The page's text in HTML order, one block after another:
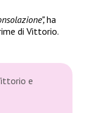
ha
di Vittorio.
e